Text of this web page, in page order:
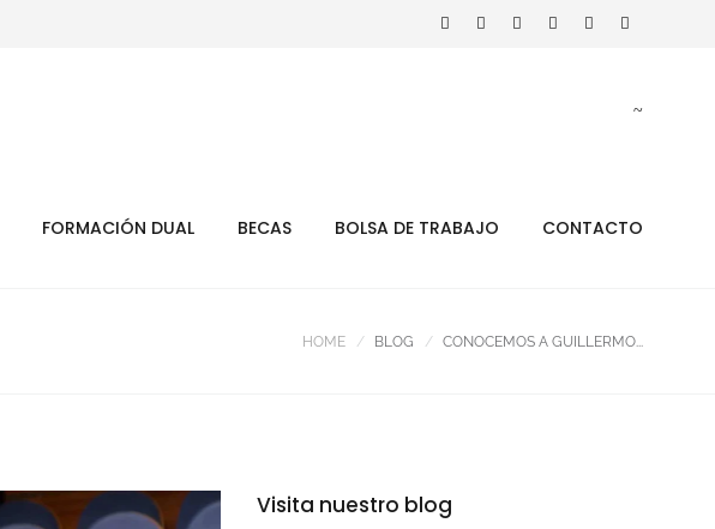
FORMACIÓN DUAL BECAS BOLSA DE TRABAJO CONTACTO
HOME BLOG CONOCEMOS A GUILLERMO...
Visita nuestro blog